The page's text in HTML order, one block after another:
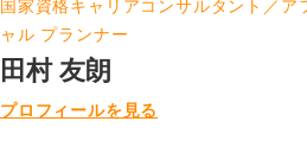
国家資格キャリアコンサルタント／
ャル プランナー
田村 友朗
プロフィールを見る